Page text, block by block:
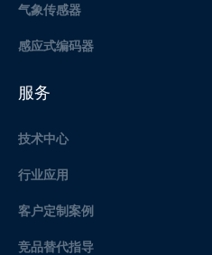
气象传感器
感应式编码器
服务
技术中心
行业应用
客户定制案例
竞品替代指导